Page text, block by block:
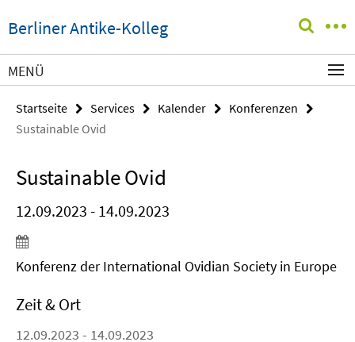
direkt
zu
Inhalt
Berliner Antike-Kolleg
Service-
MENÜ
Startseite Services Kalender
Konferenzen
Sustainable Ovid
Sustainable Ovid
12.09.2023 - 14.09.2023
Konferenz der International Ovidian Society in Europe
Zeit & Ort
12.09.2023 - 14.09.2023